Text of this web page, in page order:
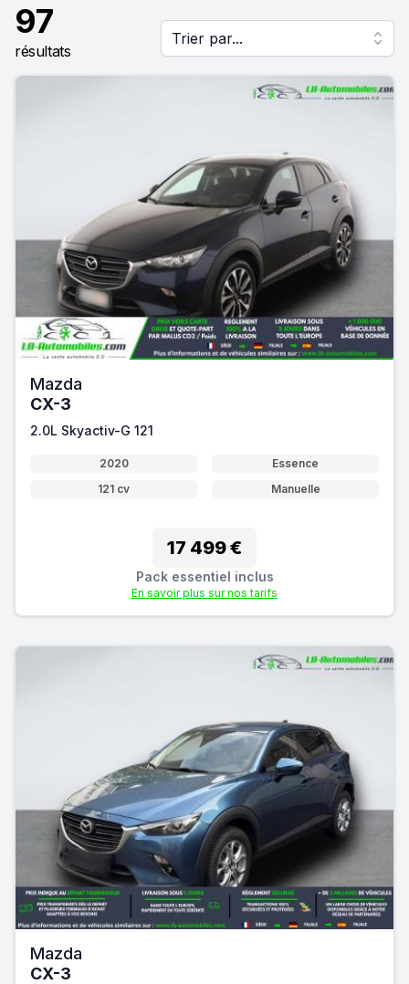
97
résultats
Trier par...
Mazda
CX-3
2.0L Skyactiv-G 121
2020
Essence
121 cv
Manuelle
17 499 €
Pack essentiel inclus
En savoir plus sur nos tarifs
Mazda
CX-3